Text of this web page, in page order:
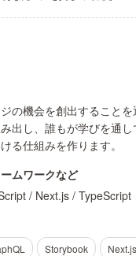
の機会を創出することを
出し、誰もが学びを通し
る仕組みを作ります。
ムワークなど
/ Next.js / TypeScript
Storybook
Next.js